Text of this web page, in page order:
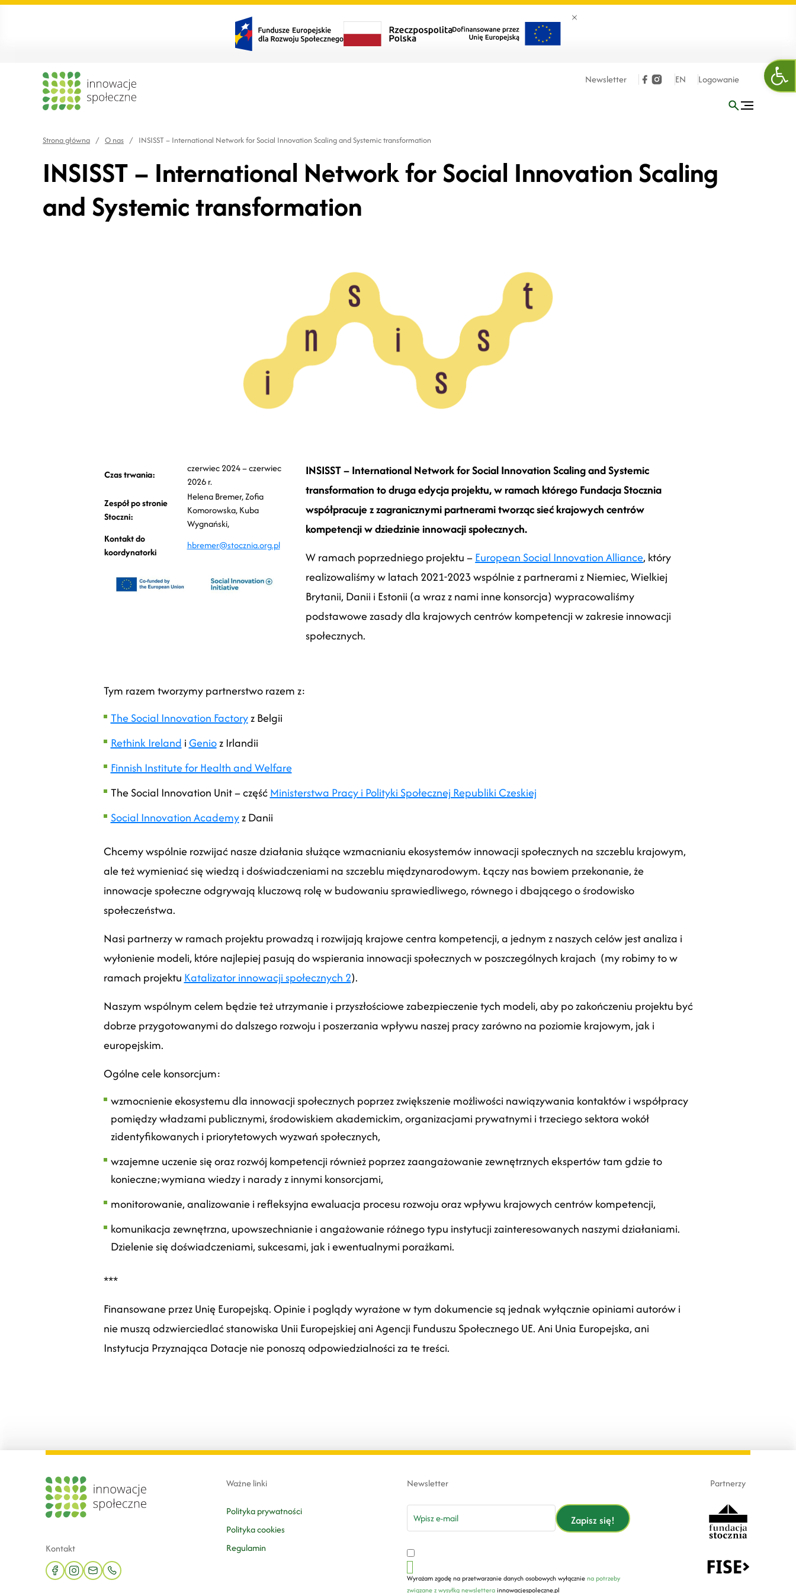
Zamknij banner
Newsletter EN Logowanie
Strona główna / O nas / INSISST – International Network for Social Innovation Scaling and Systemic transformation
INSISST – International Network for Social Innovation Scaling
and Systemic transformation
Czas trwania:
czerwiec 2024 – czerwiec
2026 r.
Zespół po stronie
Stoczni:
Helena Bremer, Zofia
Komorowska, Kuba
Wygnański,
Kontakt do
koordynatorki
hbremer@stocznia.org.pl
INSISST – International Network for Social Innovation Scaling and Systemic
transformation to druga edycja projektu, w ramach którego Fundacja Stocznia
współpracuje z zagranicznymi partnerami tworząc sieć krajowych centrów
kompetencji w dziedzinie innowacji społecznych.
W ramach poprzedniego projektu –European Social Innovation Alliance, który
realizowaliśmy w latach 2021-2023 wspólnie z partnerami z Niemiec, Wielkiej
Brytanii, Danii i Estonii (a wraz z nami inne konsorcja) wypracowaliśmy
podstawowe zasady dla krajowych centrów kompetencji w zakresie innowacji
społecznych.
Tym razem tworzymy partnerstwo razem z:
The Social Innovation Factoryz Belgii
Rethink Ireland iGenioz Irlandii
Finnish Institute for Health and Welfare
The Social Innovation Unit – częśćMinisterstwa Pracy i Polityki Społecznej Republiki Czeskiej
Social Innovation Academyz Danii
Chcemy wspólnie rozwijać nasze działania służące wzmacnianiu ekosystemów innowacji społecznych na szczeblu krajowym,
ale też wymieniać się wiedzą i doświadczeniami na szczeblu międzynarodowym. Łączy nas bowiem przekonanie, że
innowacje społeczne odgrywają kluczową rolę w budowaniu sprawiedliwego, równego i dbającego o środowisko
społeczeństwa.
Nasi partnerzy w ramach projektu prowadzą i rozwijają krajowe centra kompetencji, a jednym z naszych celów jest analiza i
wyłonienie modeli, które najlepiej pasują do wspierania innowacji społecznych w poszczególnych krajach (my robimy to w
ramach projektu Katalizator innowacji społecznych 2).
Naszym wspólnym celem będzie też utrzymanie i przyszłościowe zabezpieczenie tych modeli, aby po zakończeniu projektu być
dobrze przygotowanymi do dalszego rozwoju i poszerzania wpływu naszej pracy zarówno na poziomie krajowym, jak i
europejskim.
Ogólne cele konsorcjum:
wzmocnienie ekosystemu dla innowacji społecznych poprzez zwiększenie możliwości nawiązywania kontaktów i współpracy
pomiędzy władzami publicznymi, środowiskiem akademickim, organizacjami prywatnymi i trzeciego sektora wokół
zidentyfikowanych i priorytetowych wyzwań społecznych,
wzajemne uczenie się oraz rozwój kompetencji również poprzez zaangażowanie zewnętrznych ekspertów tam gdzie to
konieczne;wymiana wiedzy i narady z innymi konsorcjami,
monitorowanie, analizowanie i refleksyjna ewaluacja procesu rozwoju oraz wpływu krajowych centrów kompetencji,
komunikacja zewnętrzna, upowszechnianie i angażowanie różnego typu instytucji zainteresowanych naszymi działaniami.
Dzielenie się doświadczeniami, sukcesami, jak i ewentualnymi porażkami.
***
Finansowane przez Unię Europejską. Opinie i poglądy wyrażone w tym dokumencie są jednak wyłącznie opiniami autorów i
nie muszą odzwierciedlać stanowiska Unii Europejskiej ani Agencji Funduszu Społecznego UE. Ani Unia Europejska, ani
Instytucja Przyznająca Dotacje nie ponoszą odpowiedzialności za te treści.
Kontakt
facebookinstagram
mail phone
Ważne linki
Polityka prywatności
Polityka cookies
Regulamin
Newsletter
Zapisz się!
Wyrażam zgodę na przetwarzanie danych osobowych wyłączniena potrzeby
związane z wysyłką newsletterainnowacjespoleczne.pl
Partnerzy